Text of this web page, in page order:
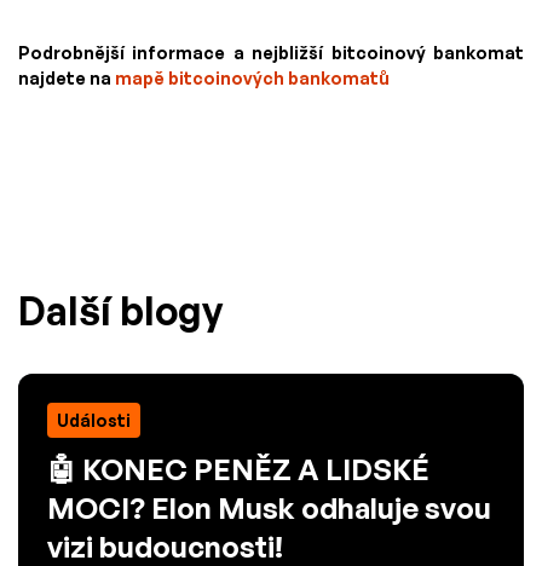
Podrobnější informace a nejbližší bitcoinový bankomat
najdete na mapě bitcoinových bankomatů
Další blogy
Události
🤖 KONEC PENĚZ A LIDSKÉ
MOCI? Elon Musk odhaluje svou
vizi budoucnosti!